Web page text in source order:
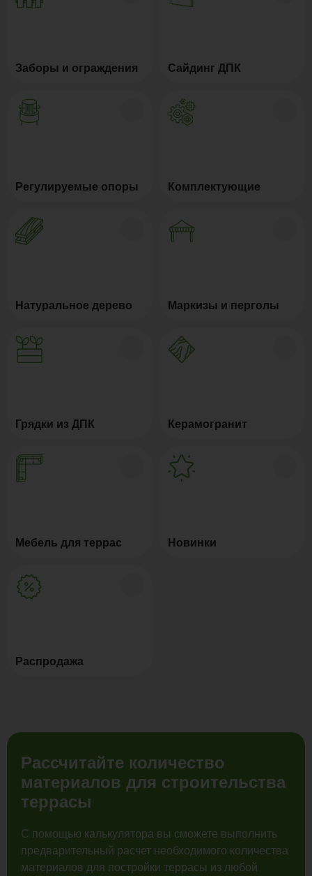
Заборы и ограждения Сайдинг ДПК
Регулируемые опоры Комплектующие
Натуральное дерево Маркизы и перголы
Грядки из ДПК Керамогранит
Мебель для террас Новинки
Распродажа
Рассчитайте количество
материалов для строительства
террасы
С помощью калькулятора вы сможете выполнить
предварительный расчет необходимого количества
материалов для постройки террасы из любой